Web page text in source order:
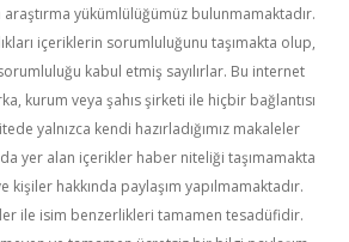
yükümlülüğümüz bulunmamaktadır.
içeriklerin sorumluluğunu taşımakta olup,
kabul etmiş sayılırlar. Bu internet
kurum veya şahıs şirketi ile hiçbir bağlantısı
yalnızca kendi hazırladığımız makaleler
yer alan içerikler haber niteliği taşımamakta
kişiler hakkında paylaşım yapılmamaktadır.
ile isim benzerlikleri tamamen tesadüfidir.